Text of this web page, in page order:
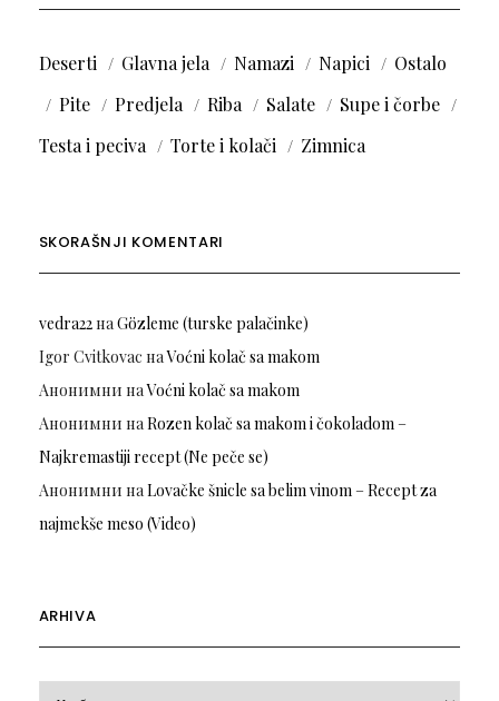
Deserti Glavna jela Namazi Napici
Ostalo
Pite
Predjela Riba Salate
Supe i čorbe
Testa i peciva
Torte i kolači Zimnica
SKORAŠNJI KOMENTARI
vedra22наGözleme (turske palačinke)
Igor Cvitkovac наVoćni kolač sa makom
Анонимни наVoćni kolač sa makom
Анонимни наRozen kolač sa makom i čokoladom –
Najkremastiji recept (Ne peče se)
Анонимни наLovačke šnicle sa belim vinom – Recept za
najmekše meso (Video)
ARHIVA